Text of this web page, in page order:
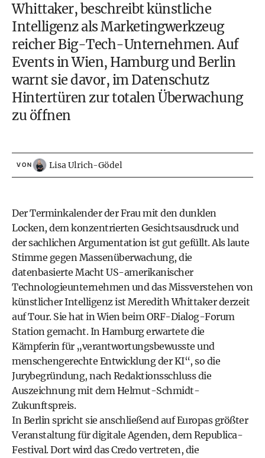
Whittaker, beschreibtkünstliche
Intelligenzals Marketingwerkzeug
reicher Big-Tech-Unternehmen. Auf
Events in Wien, Hamburg und Berlin
warnt sie davor, im Datenschutz
Hintertüren zur totalen Überwachung
zu öffnen
VON Lisa Ulrich-Gödel
Der Terminkalender der Frau mit den dunklen
Locken, dem konzentrierten Gesichtsausdruck und
der sachlichen Argumentation ist gut gefüllt. Als laute
Stimme gegen Massenüberwachung, die
datenbasierte Macht US-amerikanischer
Technologieunternehmen und das Missverstehen von
künstlicher Intelligenz ist Meredith Whittaker derzeit
auf Tour. Sie hat in Wien beim ORF-Dialog-Forum
Station gemacht. In Hamburg erwartete die
Kämpferin für „verantwortungsbewusste und
menschengerechte Entwicklung der KI“, so die
Jurybegründung, nach Redaktionsschluss die
Auszeichnung mit dem Helmut-Schmidt-
Zukunftspreis.
In Berlin spricht sie anschließend auf Europas größter
Veranstaltung für digitale Agenden, dem Republica-
Festival. Dort wird das Credo vertreten, die